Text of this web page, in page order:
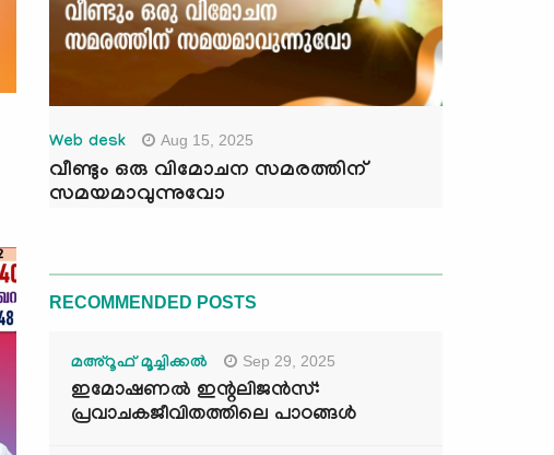
Web desk Aug 15, 2025
വീണ്ടും ഒരു വിമോചന സമരത്തിന്
സമയമാവുന്നുവോ
RECOMMENDED POSTS
മഅ്റൂഫ് മൂച്ചിക്കല്‍ Sep 29, 2025
ഇമോഷണൽ ഇന്റലിജൻസ്:
പ്രവാചകജീവിതത്തിലെ പാഠങ്ങൾ